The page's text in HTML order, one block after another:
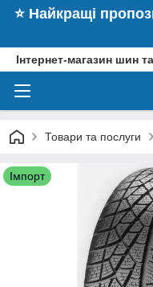
⭐️ Найкращі
Інтернет-магазин шин
Товари та послуги
Імпорт